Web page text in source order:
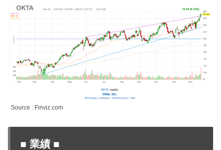
Source : Finviz.com
■ 業績■